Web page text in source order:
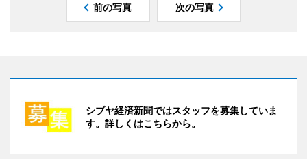
前の写真 次の写真
シブヤ経済新聞ではスタッフを募集していま
す。詳しくはこちらから。